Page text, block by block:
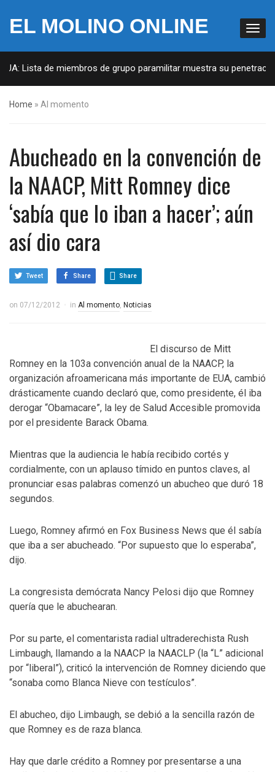
EL MOLINO ONLINE
Lista de miembros de grupo paramilitar muestra su penetración
Home » Al momento
Abucheado en la convención de
la NAACP, Mitt Romney dice
‘sabía que lo iban a hacer’; aún
así dio cara
Tweet Share Share
on 07/12/2012 in Al momento, Noticias
El discurso de Mitt
Romney en la 103a convención anual de la NAACP, la
organización afroamericana más importante de EUA, cambió
drásticamente cuando declaró que, como presidente, él iba
derogar “Obamacare”, la ley de Salud Accesible promovida
por el presidente Barack Obama.
Mientras que la audiencia le había recibido cortés y
cordialmente, con un aplauso tímido en puntos claves, al
pronunciar esas palabras comenzó un abucheo que duró 18
segundos.
Luego, Romney afirmó en Fox Business News que él sabía
que iba a ser abucheado. “Por supuesto que lo esperaba”,
dijo.
La congresista demócrata Nancy Pelosi dijo que Romney
quería que le abuchearan.
Por su parte, el comentarista radial ultraderechista Rush
Limbaugh, llamando a la NAACP la NAACLP (la “L” adicional
por “liberal”), criticó la intervención de Romney diciendo que
“sonaba como Blanca Nieve con testículos”.
El abucheo, dijo Limbaugh, se debió a la sencilla razón de
que Romney es de raza blanca.
Hay que darle crédito a Romney por presentarse a una